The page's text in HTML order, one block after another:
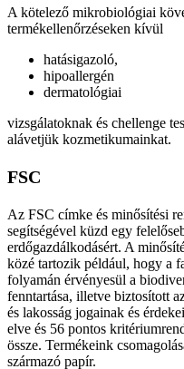
A kötelező mikrobiológiai
termékellenőrzéseken kívül
hatásigazoló,
hipoallergén
dermatológiai
vizsgálatoknak és chellenge
alávetjük kozmetikumainkat.
FSC
Az FSC címke és minősítési
segítségével küzd egy
erdőgazdálkodásért. A
közé tartozik például, hogy a
folyamán érvényesül a
fenntartása, illetve biztosított
és lakosság jogainak és
elve és 56 pontos
össze. Termékeink
származó papír.